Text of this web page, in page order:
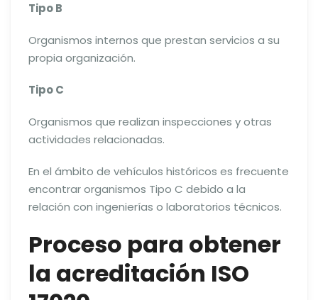
Tipo B
Organismos internos que prestan servicios a su
propia organización.
Tipo C
Organismos que realizan inspecciones y otras
actividades relacionadas.
En el ámbito de vehículos históricos es frecuente
encontrar organismos Tipo C debido a la
relación con ingenierías o laboratorios técnicos.
Proceso para obtener
la acreditación ISO